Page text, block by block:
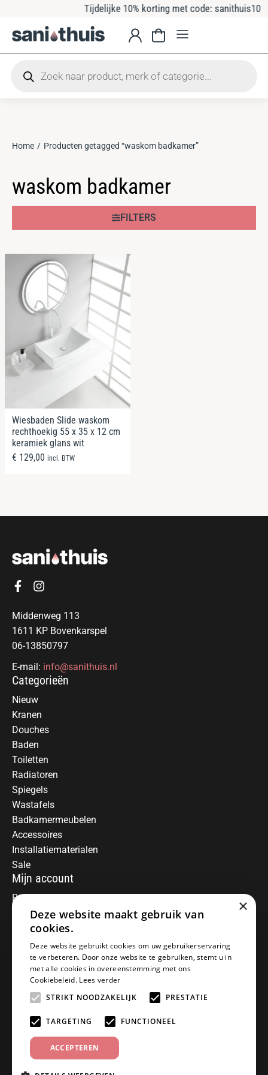
Tijdelijke 10% korting met code: sanithuis10
Je bent hier:
Home Producten getagged “waskom badkamer”
waskom badkamer
FILTERS
Wiesbaden Slide waskom
rechthoekig 55 x 35 x 12 cm
keramiek glans wit
€ 129,00 incl. BTW
Middenweg 113
1611 KP Bovenkarspel
06-13850797
E-mail: info@sanithuis.nl
Categorieën
Nieuw
Kranen
Douches
Baden
Toiletten
Radiatoren
Spiegels
Wastafels
Badkamermeubelen
Accessoires
Installatiematerialen
Sale
Mijn account
Registreren
Mijn bestellingen
Informatie
Over ons
Algemene voorwaarden
Disclaimer
Privacy Policy
Betaalmethoden
Retourneren
Klantenservice
Offerte aanvragen
×
Deze website maakt gebruik van
cookies.
Deze website gebruikt cookies om uw gebruikerservaring
te verbeteren. Door onze website te gebruiken, stemt u in
met alle cookies in overeenstemming met ons
Cookiebeleid. Lees verder
STRIKT NOODZAKELIJK
PRESTATIE
TARGETING FUNCTIONEEL
ACCEPTEREN